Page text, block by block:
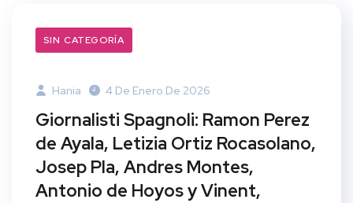
SIN CATEGORÍA
Hania 4 De Enero De 2026
Giornalisti Spagnoli: Ramon Perez
de Ayala, Letizia Ortiz Rocasolano,
Josep Pla, Andres Montes,
Antonio de Hoyos y Vinent,